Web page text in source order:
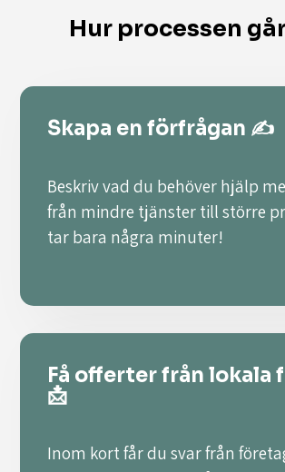
Hur processen
Skapa en förfrågan ✍️
Beskriv vad du behöver hjälp
från mindre tjänster till större
tar bara några minuter!
Få offerter från lokala
📩
Inom kort får du svar från